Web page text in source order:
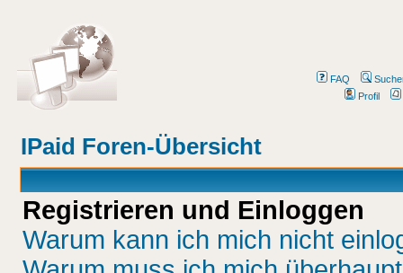
FAQ
Profil
IPaid Foren-Übersicht
Registrieren und Einloggen
Warum kann ich mich nicht